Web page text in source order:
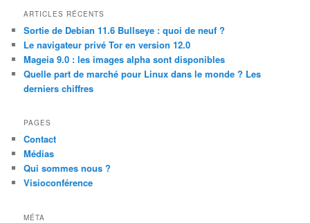
r
h
ARTICLES RÉCENTS
Sortie de Debian 11.6 Bullseye : quoi de neuf ?
Le navigateur privé Tor en version 12.0
Mageia 9.0 : les images alpha sont disponibles
Quelle part de marché pour Linux dans le monde ? Les
derniers chiffres
PAGES
Contact
Médias
Qui sommes nous ?
Visioconférence
MÉTA